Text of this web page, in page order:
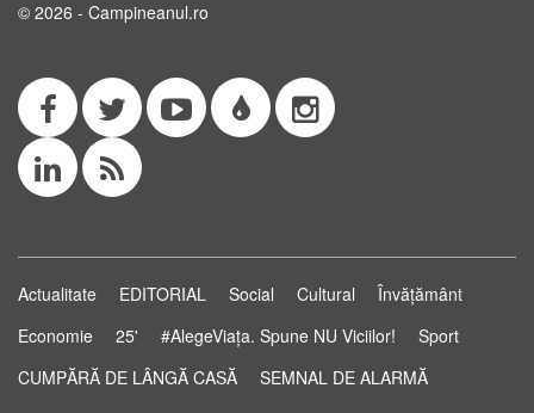
© 2026 - Campineanul.ro
Actualitate EDITORIAL Social Cultural
Învățământ
Economie
25' #AlegeViața. Spune NU Viciilor!
Sport
CUMPĂRĂ DE LÂNGĂ CASĂ
SEMNAL DE ALARMĂ